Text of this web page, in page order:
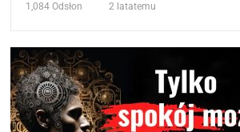
1,084 Odsłon 2 latatemu